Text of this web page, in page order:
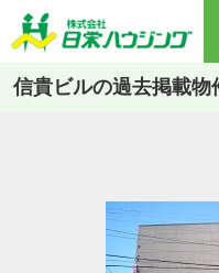
信貴ビルの過去掲載物